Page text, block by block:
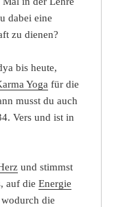
dabei eine
zu dienen?
bis heute,
Yoga für die
musst du auch
Vers und ist in
und stimmst
auf dieEnergie
die